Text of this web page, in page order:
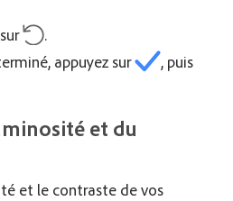
.
appuyez sur
, puis
et du
et le contraste de vos